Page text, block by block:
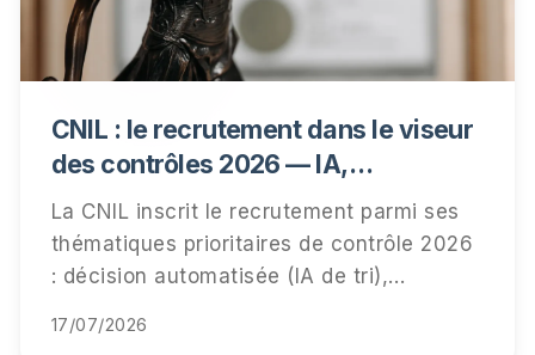
CNIL : le recrutement dans le viseur
des contrôles 2026 — IA,
information des candidats,
conservation des données
La CNIL inscrit le recrutement parmi ses
thématiques prioritaires de contrôle 2026
: décision automatisée (IA de tri),
conservation. Qui est visé, ce qui sera
17/07/2026